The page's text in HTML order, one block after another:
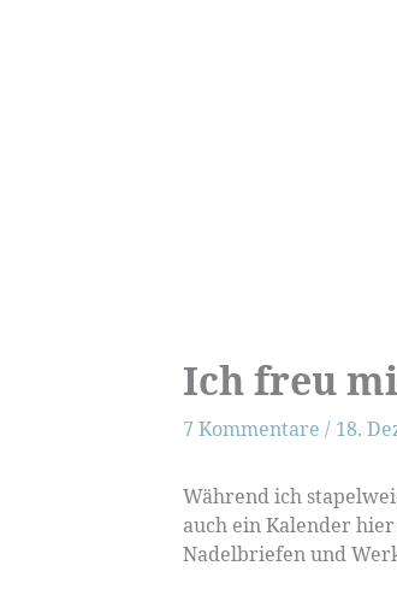
Ich freu
7 Kommentare / 18.
Während ich
auch ein Kalender hier
Nadelbriefen und